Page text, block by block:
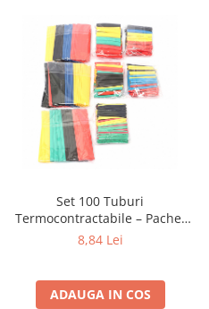
Set 100 Tuburi
Termocontractabile – Pachet
Economic pentru Izolație
8,84 Lei
ADAUGA IN COS